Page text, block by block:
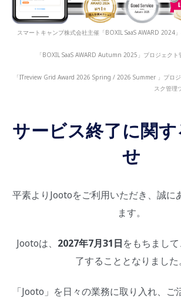
スマートキャンプ株式会社主催「BOXIL SaaS AWARD 2024
「BOXIL SaaS AWARD Autumn 2025」プロジェク
「ITreview Grid Award 2026 Spring / 2026 Summer 」プロ
スク管理
サービス終了に関
せ
平素よりJootoをご利用いただき、誠に
ます。
Jootoは、 2027年7月31日をもちまし
了することとなりました。
「Jooto」を日々の業務に取り入れ、